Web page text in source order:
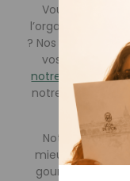
Vous vous
l’organisation
? Nos équipes
vos questions
notre restaurant
notre formulaire
Notre équipe
mieux afin de
gourmet lors de